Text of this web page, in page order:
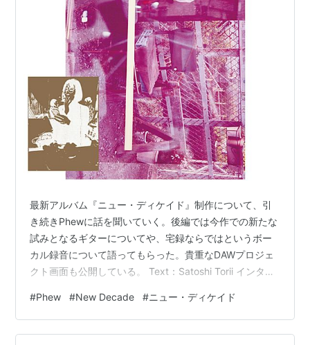
最新アルバム『ニュー・ディケイド』制作について、引
き続きPhewに話を聞いていく。後編では今作での新たな
試みとなるギターについてや、宅録ならではというボー
カル録音について語ってもらった。貴重なDAWプロジェ
クト画面も公開している。 Text：Satoshi Torii インタビ
今作にはギターの音色が随所に入っていて、近年のソロ
作品には無い新たな要素だと感じました。 Phew 音を重
ねていくうちにギターの音が欲しくなったので録りまし
#Phew #New Decade #ニュー・ディケイド